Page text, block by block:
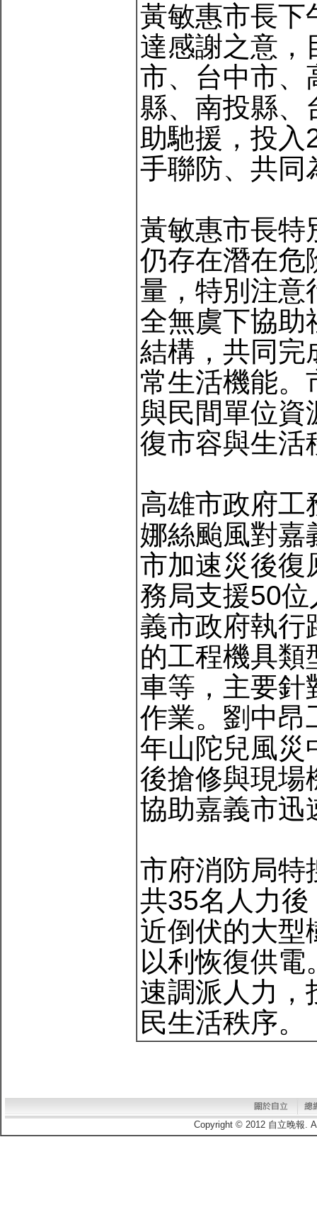
黃敏惠市長下
達感謝之意，
市、台中市、
縣、南投縣、
助馳援，投入
手聯防、共同
黃敏惠市長特
仍存在潛在危
量，特別注意
全無虞下協助
結構，共同完
常生活機能。
與民間單位資
復市容與生活
高雄市政府工
娜絲颱風對嘉
市加速災後復
務局支援50
義市政府執行
的工程機具類
車等，主要針
作業。劉中昂
年山陀兒風災
後搶修與現場
協助嘉義市迅
市府消防局特
共35名人力
近倒伏的大型
以利恢復供電
速調派人力，
民生活秩序。
Copyright © 2012 自立晚報.